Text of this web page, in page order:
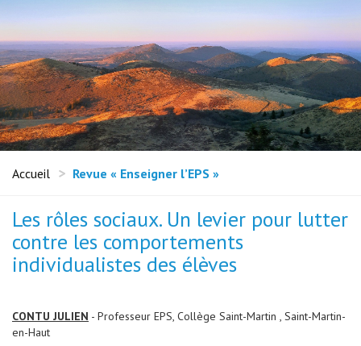
Accueil Revue « Enseigner l’EPS »
Les rôles sociaux. Un levier pour lutter
contre les comportements
individualistes des élèves
CONTU JULIEN - Professeur EPS, Collège Saint-Martin , Saint-Martin-
en-Haut